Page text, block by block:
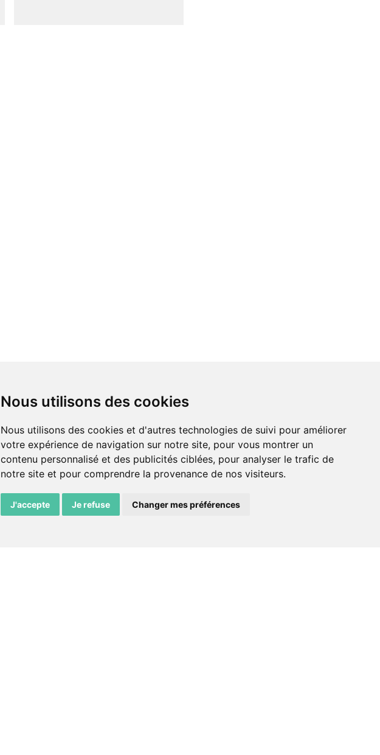
Nous utilisons des cookies
Nous utilisons des cookies et d'autres technologies de suivi pour améliorer
votre expérience de navigation sur notre site, pour vous montrer un
contenu personnalisé et des publicités ciblées, pour analyser le trafic de
notre site et pour comprendre la provenance de nos visiteurs.
J'accepte Je refuse Changer mes préférences
LIENS AMIS
Centre de culture ABC
ADN – Association Danse Neuchâtel